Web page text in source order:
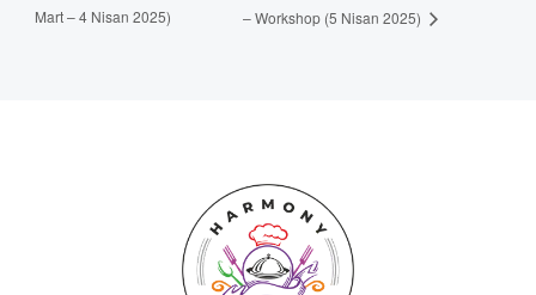
Mart – 4 Nisan 2025)
– Workshop (5 Nisan 2025)